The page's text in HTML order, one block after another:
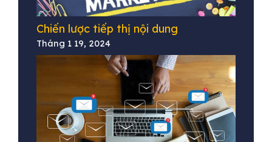
Chiến lược tiếp thị nội dung
Tháng 1 19, 2024